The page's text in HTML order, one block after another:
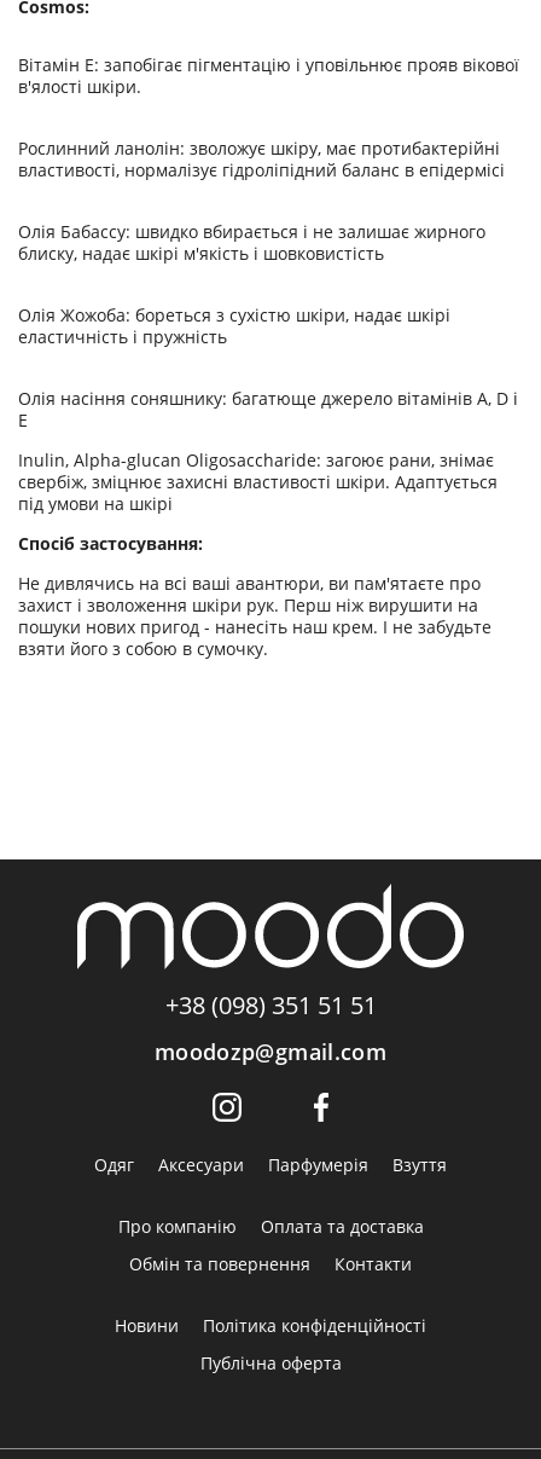
Cosmos:
Вітамін Е: запобігає пігментацію і уповільнює прояв вікової
в'ялості шкіри.
Рослинний ланолін: зволожує шкіру, має протибактерійні
властивості, нормалізує гідроліпідний баланс в епідермісі
Олія Бабассу: швидко вбирається і не залишає жирного
блиску, надає шкірі м'якість і шовковистість
Олія Жожоба: бореться з сухістю шкіри, надає шкірі
еластичність і пружність
Олія насіння соняшнику: багатюще джерело вітамінів А, D і
Е
Inulin, Alpha-glucan Oligosaccharide: загоює рани, знімає
свербіж, зміцнює захисні властивості шкіри. Адаптується
під умови на шкірі
Спосіб застосування:
Не дивлячись на всі ваші авантюри, ви пам'ятаєте про
захист і зволоження шкіри рук. Перш ніж вирушити на
пошуки нових пригод - нанесіть наш крем. І не забудьте
взяти його з собою в сумочку.
+38 (098) 351 51 51
moodozp@gmail.com
Одяг Аксесуари Парфумерія Взуття
Про компанію
Оплата та доставка
Обмін та повернення
Контакти
Новини
Політика конфіденційності
Публічна оферта